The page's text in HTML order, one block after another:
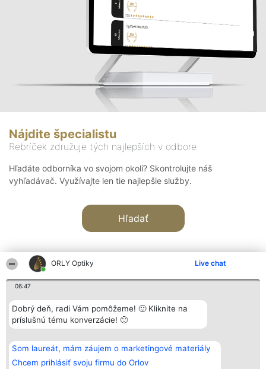
ORLY Optiky Live chat
06:47
Dobrý deň, radi Vám pomôžeme! 🙂 Kliknite na
príslušnú tému konverzácie! 🙂
Som laureát, mám záujem o marketingové materiály
Chcem prihlásiť svoju firmu do Orlov
Nájdite špecialistu
Rebríček združuje tých najlepších v odbore
Hľadáte odborníka vo svojom okolí? Skontrolujte náš
vyhľadávač. Využívajte len tie najlepšie služby.
Hľadať
Organizátor hodnotenia
Bright Side Solutions sp. z o.
o. sp. k.
Wrocław 50-079
KRS 0000749100 | Regon
381313360 | NIP 8943132676
+48 508 492 400
Hodnotenie
Laureáti
Lista
Laureatów
Podmienky
Obchodné
podmienky
Kontakt
Kontakt